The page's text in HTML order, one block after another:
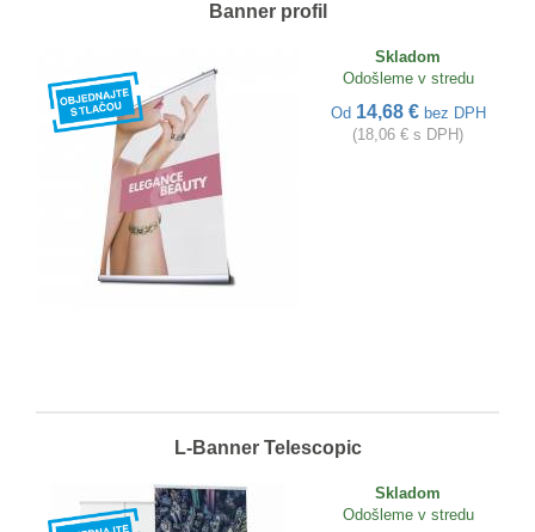
Banner profil
Skladom
Odošleme v stredu
Od 14,68 € bez DPH
(18,06 € s DPH)
L-Banner Telescopic
Skladom
Odošleme v stredu